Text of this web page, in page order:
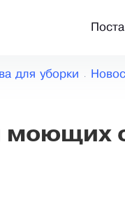
для уборки
моющих